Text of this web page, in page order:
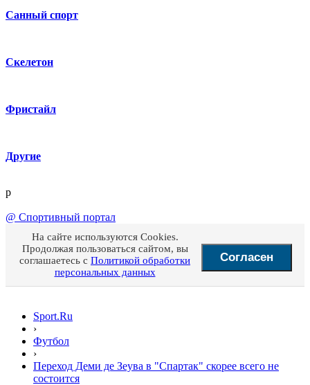
Санный спорт
Скелетон
Фристайл
Другие
p
@ Спортивный портал
На сайте используются Cookies.
Продолжая пользоваться сайтом, вы
соглашаетесь с Политикой обработки
персональных данных
Согласен
Sport.Ru
›
Футбол
›
Переход Деми де Зеува в "Спартак" скорее всего не
состоится